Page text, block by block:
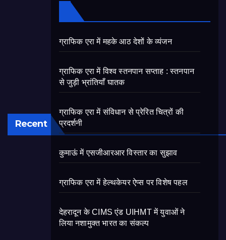
Recent
ग्राफिक एरा में महके आठ देशों के व्यंजन
ग्राफिक एरा में विश्व स्तनपान सप्ताह : स्तनपान
से जुड़ी भ्रांतियाँ घातक
ग्राफिक एरा में संविधान से प्रेरित चित्रों की
प्रदर्शनी
कुमाऊं में एसजीआरआर विस्तार का सुझाव
ग्राफिक एरा में हेल्थकेयर ऐप्स पर विशेष पहल
देहरादून के CIMS एंड UIHMT में युवाओं ने
लिया नशामुक्त भारत का संकल्प